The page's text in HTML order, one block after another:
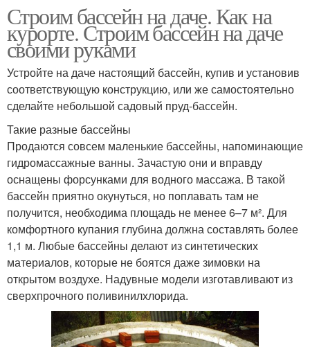
Строим бассейн на даче. Как на
курорте. Строим бассейн на даче
своими руками
Устройте на даче настоящий бассейн, купив и установив
соответствующую конструкцию, или же самостоятельно
сделайте небольшой садовый пруд-бассейн.
Такие разные бассейны
Продаются совсем маленькие бассейны, напоминающие
гидро­массажные ванны. Зачастую они и вправду
оснащены форсунками для водного массажа. В такой
бассейн приятно окунуться, но поплавать там не
получится, необходима площадь не менее 6–7 м². Для
комфортного купания глубина должна составлять более
1,1 м. Любые бассейны делают из синтетических
материалов, которые не боятся даже зимовки на
открытом воздухе. Надувные модели изготавливают из
сверхпрочного поливинилхлорида.